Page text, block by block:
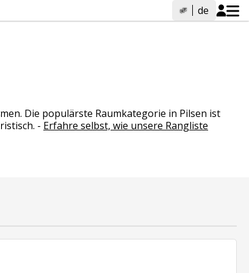
de
Die populärste Raumkategorie in Pilsen ist
- Erfahre selbst, wie unsere Rangliste